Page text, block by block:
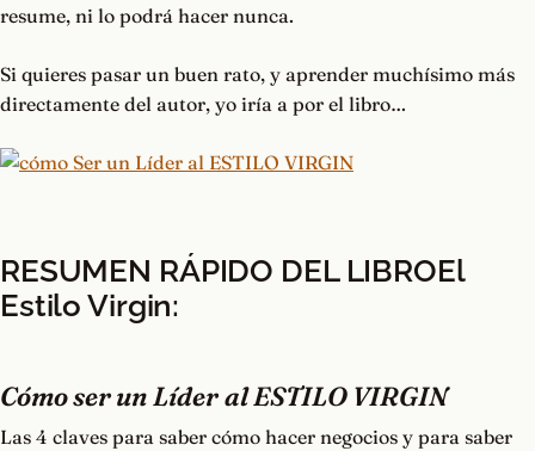
resume, ni lo podrá hacer nunca.
Si quieres pasar un buen rato, y aprender muchísimo más
directamente del autor, yo iría a por el libro…
RESUMEN RÁPIDO DEL LIBROEl
Estilo Virgin:
Cómo ser un Líderal ESTILO VIRGIN
Las 4 claves para saber cómo hacer negocios y para saber